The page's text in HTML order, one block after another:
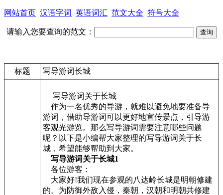
网站首页 汉语字词 英语词汇 范文大全 符号大全
请输入您要查询的范文：
标题 写导游词长城
写导游词关于长城
作为一名优秀的导游，就难以避免地要准备导
游词，借助导游词可以更好地宣传景点，引导游
客观光游览。那么写导游词需要注意哪些问题
呢？以下是小编帮大家整理的写导游词关于长
城，希望能够帮助到大家。
写导游词关于长城1
各位游客：
大家好!我们现在参观的八达岭长城是明朝修建
的。为防御外敌入侵，秦朝，汉朝和明朝共修建